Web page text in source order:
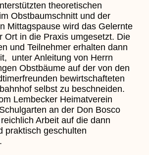
theoretischen
Obstbaumschnitt und der
Mittagspause wird das Gelernte
Ort in die Praxis umgesetzt. Die
und Teilnehmer erhalten dann
unter Anleitung von Herrn
Obstbäume auf der von den
bewirtschafteten
selbst zu beschneiden.
Lembecker Heimatverein
an der Don Bosco
Arbeit auf die dann
praktisch geschulten